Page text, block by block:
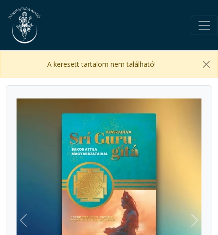
A keresett tartalom nem található!
Previous Next